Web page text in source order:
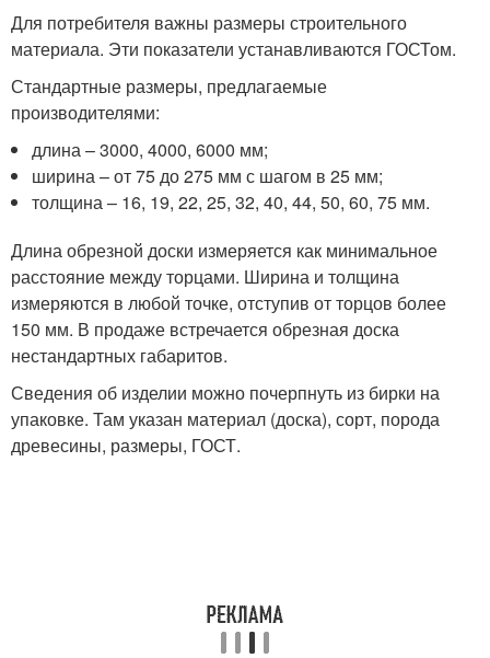
Для потребителя важны размеры строительного
материала. Эти показатели устанавливаются ГОСТом.
Стандартные размеры, предлагаемые
производителями:
длина – 3000, 4000, 6000 мм;
ширина – от 75 до 275 мм с шагом в 25 мм;
толщина – 16, 19, 22, 25, 32, 40, 44, 50, 60, 75 мм.
Длина обрезной доски измеряется как минимальное
расстояние между торцами. Ширина и толщина
измеряются в любой точке, отступив от торцов более
150 мм. В продаже встречается обрезная доска
нестандартных габаритов.
Сведения об изделии можно почерпнуть из бирки на
упаковке. Там указан материал (доска), сорт, порода
древесины, размеры, ГОСТ.